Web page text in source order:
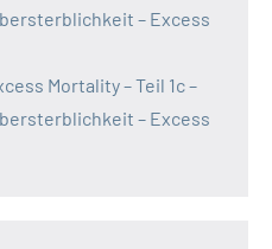
– Excess
Mortality – Teil 1c –
– Excess